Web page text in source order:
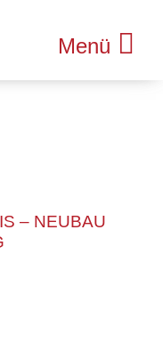
Menü
– NEUBAU